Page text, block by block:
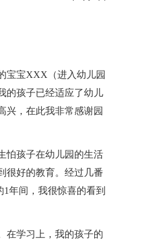
宝宝XXX（进入幼儿园
的孩子已经适应了幼儿
兴，在此我非常感谢园
怕孩子在幼儿园的生活
很好的教育。经过几番
年间，我很惊喜的看到
在学习上，我的孩子的